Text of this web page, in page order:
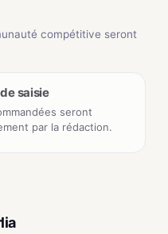
compétitive seront
saisie
seront
par la rédaction.